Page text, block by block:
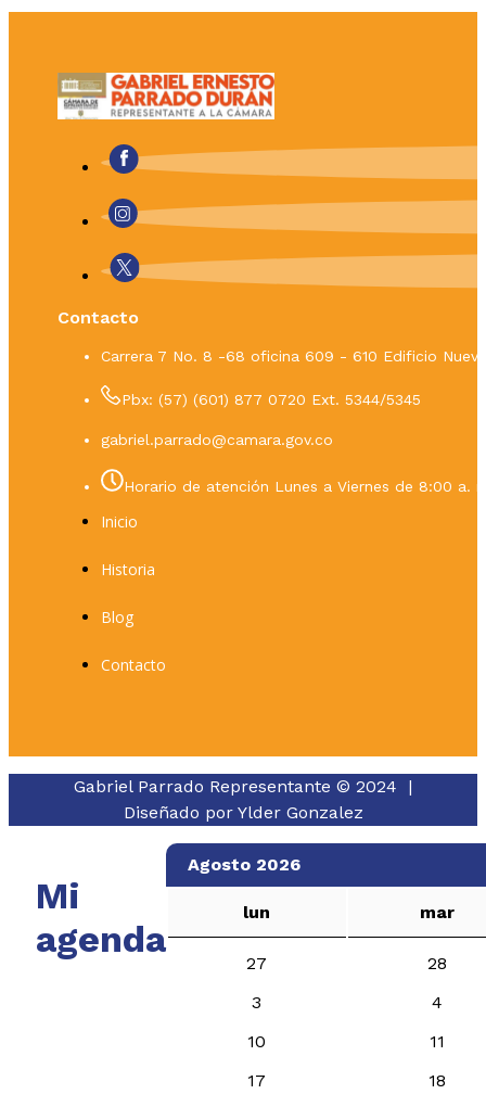
Contacto
Carrera 7 No. 8 -68 oficina 609 - 610 Edificio
Pbx: (57) (601) 877 0720 Ext. 5344/5345
gabriel.parrado@camara.gov.co
Horario de atención Lunes a Viernes de 8:00 a.
Inicio
Historia
Blog
Contacto
Gabriel Parrado Representante © 2024 |
Diseñado por Ylder Gonzalez
Mi
agenda
Agosto 2026
lun mar
27
28
3
4
10
11
17
18